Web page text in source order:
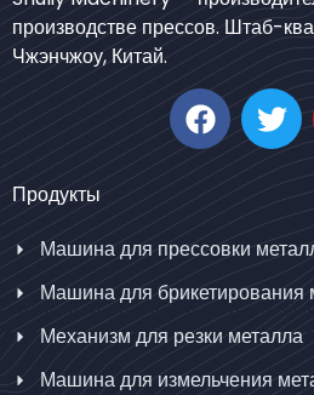
производстве прессов. Штаб-
Чжэнчжоу, Китай.
Продукты
Машина для прессовки
Машина для брикетирования
Механизм для резки металла
Машина для измельчения